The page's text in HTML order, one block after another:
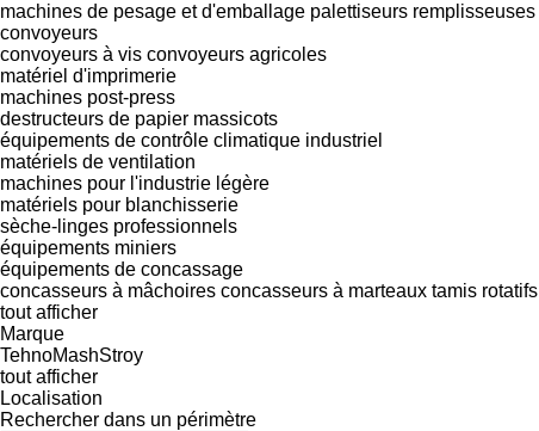
machines de pesage et d'emballage palettiseurs remplisseuses
convoyeurs
convoyeurs à vis convoyeurs agricoles
matériel d'imprimerie
machines post-press
destructeurs de papier massicots
équipements de contrôle climatique industriel
matériels de ventilation
machines pour l'industrie légère
matériels pour blanchisserie
sèche-linges professionnels
équipements miniers
équipements de concassage
concasseurs à mâchoires concasseurs à marteaux tamis rotatifs
tout afficher
Marque
TehnoMashStroy
tout afficher
Localisation
Rechercher dans un périmètre